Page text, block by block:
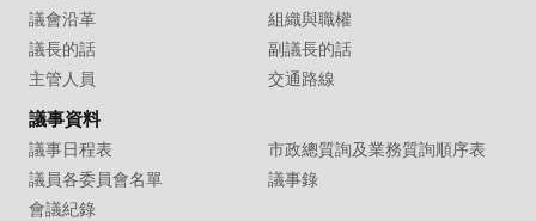
議會沿革
組織與職權
議長的話
副議長的話
主管人員
交通路線
議事資料
議事日程表
市政總質詢及業務質詢順序表
議員各委員會名單
議事錄
會議紀錄